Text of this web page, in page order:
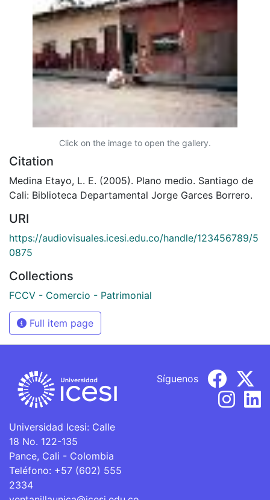
Click on the image to open the gallery.
Citation
Medina Etayo, L. E. (2005). Plano medio. Santiago de
Cali: Biblioteca Departamental Jorge Garces Borrero.
URI
https://audiovisuales.icesi.edu.co/handle/123456789/5
0875
Collections
FCCV - Comercio - Patrimonial
Full item page
Universidad Icesi: Calle
18 No. 122-135
Pance, Cali - Colombia
Teléfono: +57 (602) 555
2334
Síguenos